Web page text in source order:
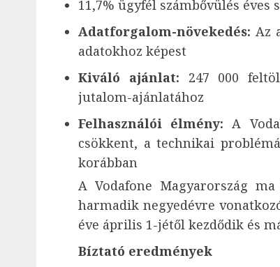
11,7% ügyfél számbővülés éves
Adatforgalom-növekedés: Az
adatokhoz képest
Kiváló ajánlat: 247 000
jutalom-ajánlatához
Felhasználói élmény: A
csökkent, a technikai
korábban
A Vodafone Magyarország
harmadik negyedévre
éve április 1-jétől kezdődik és
Bíztató eredmények